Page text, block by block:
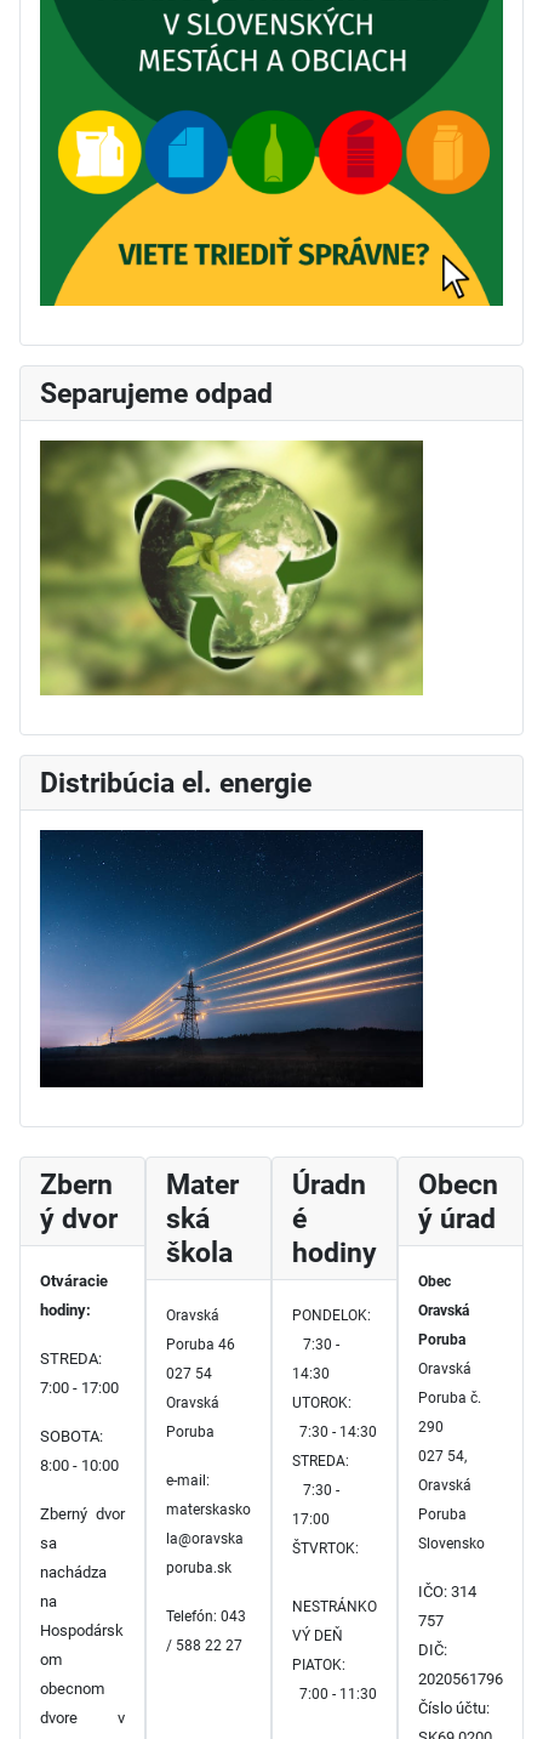
Separujeme odpad
Distribúcia el. energie
Zbern
ý dvor
Otváracie
hodiny:
STREDA:
7:00 - 17:00
SOBOTA:
8:00 - 10:00
Zberný dvor
sa
nachádza
na
Hospodársk
om
obecnom
dvore v
Mater
ská
škola
Oravská
Poruba 46
027 54
Oravská
Poruba
e-mail:
materskasko
la@oravska
poruba.sk
Telefón: 043
/ 588 22 27
Úradn
é
hodiny
PONDELOK:
7:30 -
14:30
UTOROK:
7:30 - 14:30
STREDA:
7:30 -
17:00
ŠTVRTOK:
NESTRÁNKO
VÝ DEŇ
PIATOK:
7:00 - 11:30
Obecn
ý úrad
Obec
Oravská
Poruba
Oravská
Poruba č.
290
027 54,
Oravská
Poruba
Slovensko
IČO: 314
757
DIČ:
2020561796
Číslo účtu: